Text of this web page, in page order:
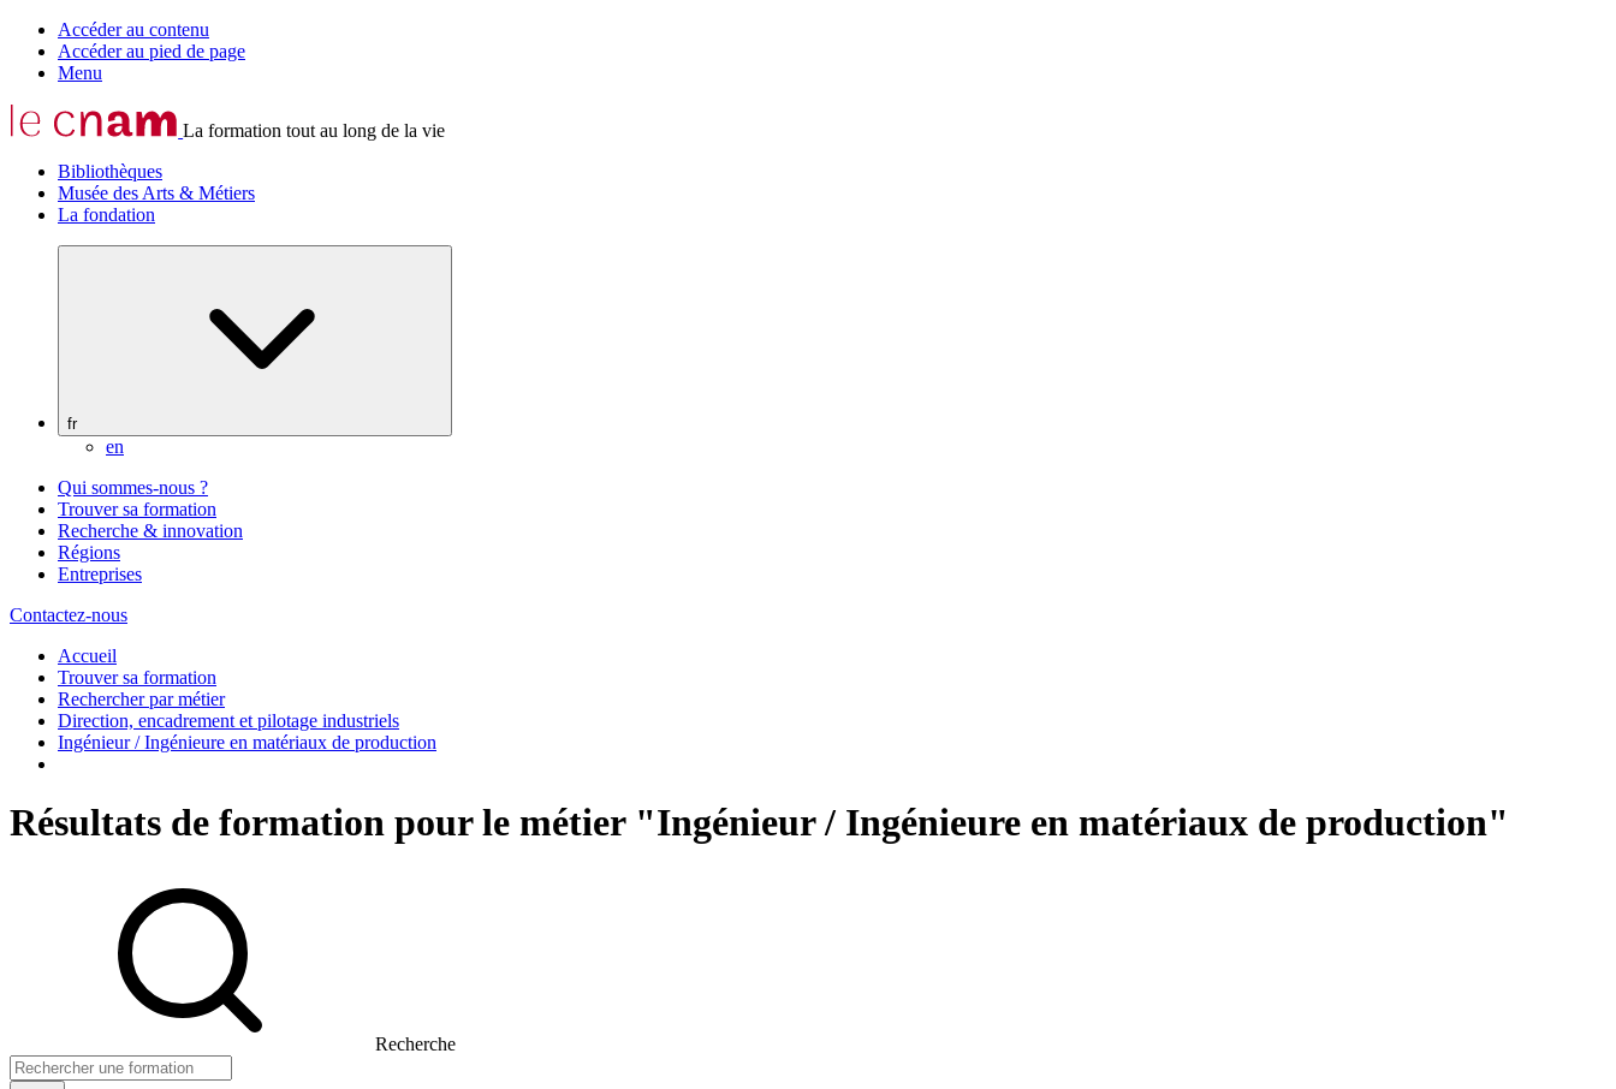
Accéder au contenu
Accéder au pied de page
Menu
La formation tout au long de la vie
Bibliothèques
Musée des Arts & Métiers
La fondation
fr
en
Qui sommes-nous ?
Trouver sa formation
Recherche & innovation
Régions
Entreprises
Contactez-nous
Accueil
Trouver sa formation
Rechercher par métier
Direction, encadrement et pilotage industriels
Ingénieur / Ingénieure en matériaux de production
Résultats de formation pour le métier "Ingénieur / Ingénieure en matériaux de production"
Recherche